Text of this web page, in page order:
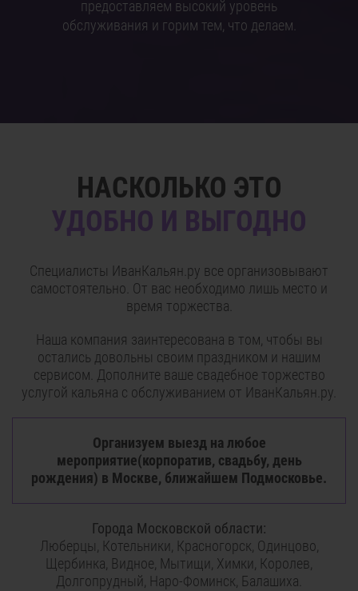
предоставляем высокий уровень
обслуживания и горим тем, что делаем.
НАСКОЛЬКО ЭТО
УДОБНО И ВЫГОДНО
Специалисты ИванКальян.ру все организовывают
самостоятельно. От вас необходимо лишь место и
время торжества.
Наша компания заинтересована в том, чтобы вы
остались довольны своим праздником и нашим
сервисом. Дополните ваше свадебное торжество
услугой кальяна с обслуживанием от ИванКальян.ру.
Организуем выезд на любое
мероприятие(корпоратив, свадьбу, день
рождения) в Москве, ближайшем Подмосковье.
Города Московской области:
Люберцы, Котельники, Красногорск, Одинцово,
Щербинка, Видное, Мытищи, Химки, Королев,
Долгопрудный, Наро-Фоминск, Балашиха.